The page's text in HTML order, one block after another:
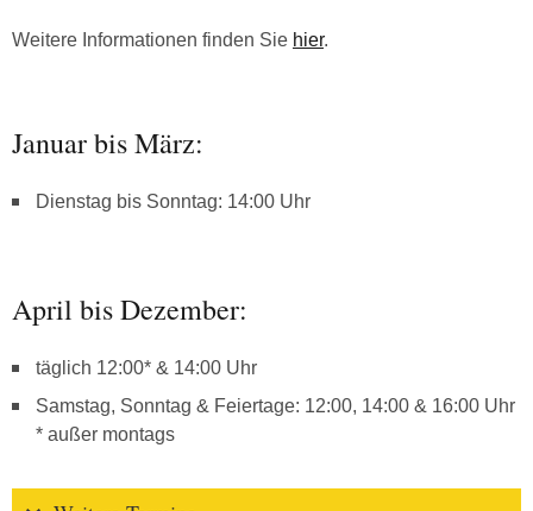
Weitere Informationen finden Sie hier.
Januar bis März:
Dienstag bis Sonntag: 14:00 Uhr
April bis Dezember:
täglich 12:00* & 14:00 Uhr
Samstag, Sonntag & Feiertage: 12:00, 14:00 & 16:00 Uhr
* außer montags